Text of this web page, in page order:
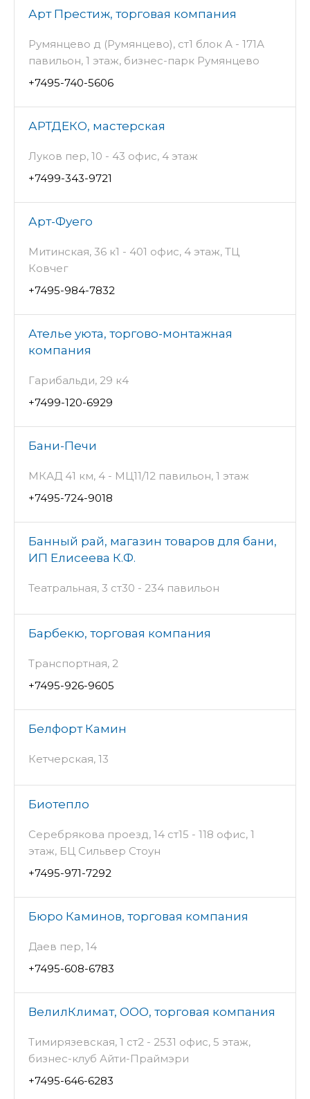
Арт Престиж, торговая компания
Румянцево д (Румянцево), ст1 блок А - 171А
павильон, 1 этаж, бизнес-парк Румянцево
+7495-740-5606
АРТДЕКО, мастерская
Луков пер, 10 - 43 офис, 4 этаж
+7499-343-9721
Арт-Фуего
Митинская, 36 к1 - 401 офис, 4 этаж, ТЦ
Ковчег
+7495-984-7832
Ателье уюта, торгово-монтажная
компания
Гарибальди, 29 к4
+7499-120-6929
Бани-Печи
МКАД 41 км, 4 - МЦ11/12 павильон, 1 этаж
+7495-724-9018
Банный рай, магазин товаров для бани,
ИП Елисеева К.Ф.
Театральная, 3 ст30 - 234 павильон
Барбекю, торговая компания
Транспортная, 2
+7495-926-9605
Белфорт Камин
Кетчерская, 13
Биотепло
Серебрякова проезд, 14 ст15 - 118 офис, 1
этаж, БЦ Сильвер Стоун
+7495-971-7292
Бюро Каминов, торговая компания
Даев пер, 14
+7495-608-6783
ВелилКлимат, ООО, торговая компания
Тимирязевская, 1 ст2 - 2531 офис, 5 этаж,
бизнес-клуб Айти-Праймэри
+7495-646-6283